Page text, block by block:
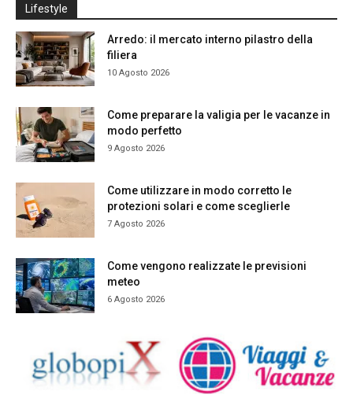
Lifestyle
Arredo: il mercato interno pilastro della
filiera
10 Agosto 2026
Come preparare la valigia per le vacanze in
modo perfetto
9 Agosto 2026
Come utilizzare in modo corretto le
protezioni solari e come sceglierle
7 Agosto 2026
Come vengono realizzate le previsioni
meteo
6 Agosto 2026